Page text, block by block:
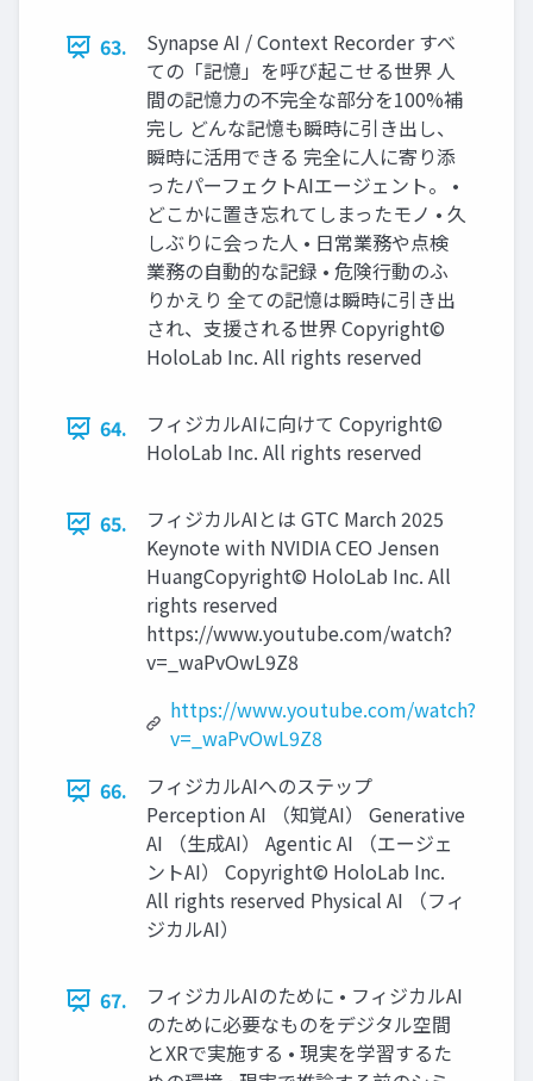
63.
Synapse AI / Context Recorder すべ
ての「記憶」を呼び起こせる世界 人
間の記憶力の不完全な部分を100%補
完し どんな記憶も瞬時に引き出し、
瞬時に活用できる 完全に人に寄り添
ったパーフェクトAIエージェント。 •
どこかに置き忘れてしまったモノ • 久
しぶりに会った人 • 日常業務や点検
業務の自動的な記録 • 危険行動のふ
りかえり 全ての記憶は瞬時に引き出
され、支援される世界 Copyright©
HoloLab Inc. All rights reserved
64.
フィジカルAIに向けて Copyright©
HoloLab Inc. All rights reserved
65.
フィジカルAIとは GTC March 2025
Keynote with NVIDIA CEO Jensen
HuangCopyright© HoloLab Inc. All
rights reserved
https://www.youtube.com/watch?
v=_waPvOwL9Z8
https://www.youtube.com/watch?
v=_waPvOwL9Z8
66.
フィジカルAIへのステップ
Perception AI （知覚AI） Generative
AI （生成AI） Agentic AI （エージェ
ントAI） Copyright© HoloLab Inc.
All rights reserved Physical AI （フィ
ジカルAI）
67.
フィジカルAIのために • フィジカルAI
のために必要なものをデジタル空間
とXRで実施する • 現実を学習するた